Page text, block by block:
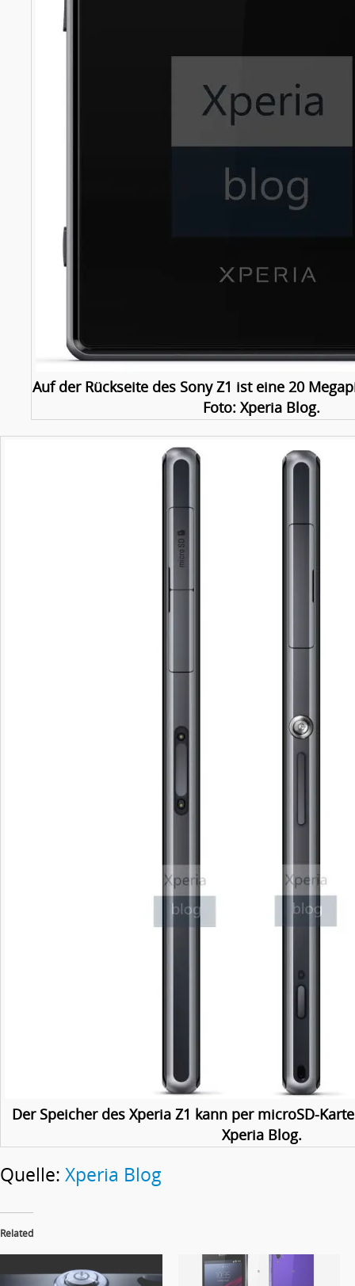
Auf der Rückseite des Sony Z1 ist eine 20
Foto: Xperia Blog.
Der Speicher des Xperia Z1 kann per microSD-
Xperia Blog.
Quelle: Xperia Blog
Related